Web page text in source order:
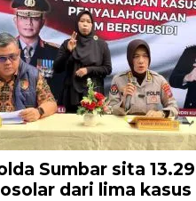
Sumbar sita
dari lima kasus